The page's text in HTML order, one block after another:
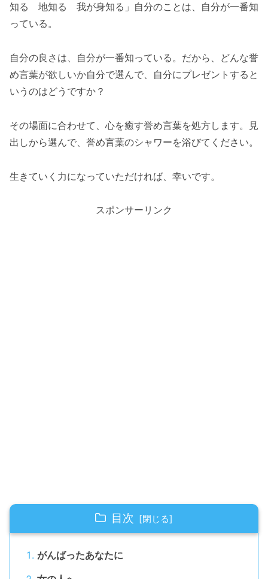
知る 地知る 我が身知る」自分のことは、自分が一番知
っている。
自分の良さは、自分が一番知っている。だから、どんな誉
め言葉が欲しいか自分で選んで、自分にプレゼントすると
いうのはどうですか？
その場面に合わせて、心を癒す誉め言葉を処方します。見
出しから選んで、誉め言葉のシャワーを浴びてください。
生きていく力になっていただければ、幸いです。
スポンサーリンク
目次
がんばったあなたに